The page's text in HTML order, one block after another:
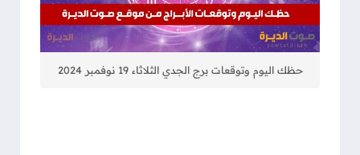
حظك اليوم وتوقعات برج الجدي الثلاثاء 19 نوفمبر 2024